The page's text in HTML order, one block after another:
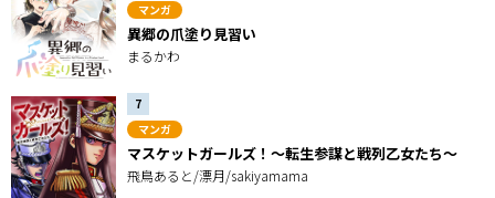
マンガ
異郷の爪塗り見習い
まるかわ
マンガ
マスケットガールズ！～転生参謀と戦列乙女たち～
飛鳥あると/漂月/sakiyamama